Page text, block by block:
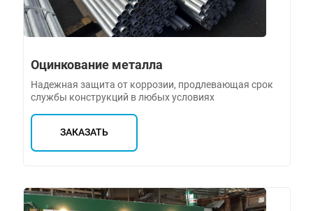
Оцинкование металла
Надежная защита от коррозии, продлевающая срок
службы конструкций в любых условиях
ЗАКАЗАТЬ